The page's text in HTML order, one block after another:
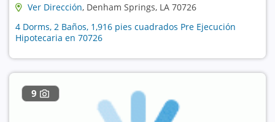
Ver Dirección, Denham Springs, LA 70726
4 Dorms, 2 Baños, 1,916 pies cuadrados Pre Ejecución
Hipotecaria en 70726
9